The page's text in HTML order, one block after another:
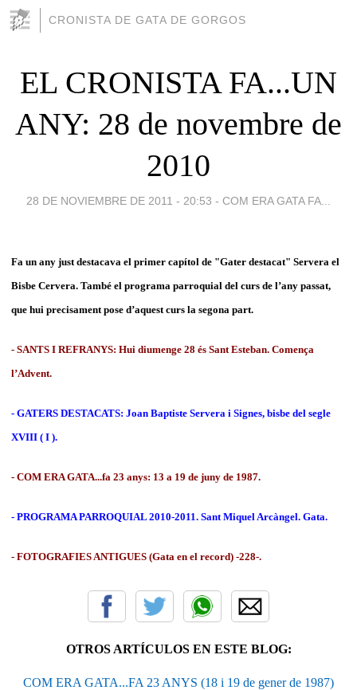
CRONISTA DE GATA DE GORGOS
EL CRONISTA FA...UN
ANY: 28 de novembre de
2010
28 DE NOVIEMBRE DE 2011 - 20:53 - COM ERA GATA FA...
Fa un any just destacava el primer capítol de "Gater destacat" Servera el
Bisbe Cervera. També el programa parroquial del curs de l’any passat,
que hui precisament pose d’aquest curs la segona part.
- SANTS I REFRANYS: Hui diumenge 28 és Sant Esteban. Comença
l’Advent.
- GATERS DESTACATS: Joan Baptiste Servera i Signes, bisbe del segle
XVIII ( I ).
- COM ERA GATA...fa 23 anys: 13 a 19 de juny de 1987.
- PROGRAMA PARROQUIAL 2010-2011. Sant Miquel Arcàngel. Gata.
- FOTOGRAFIES ANTIGUES (Gata en el record) -228-.
OTROS ARTÍCULOS EN ESTE BLOG:
COM ERA GATA...FA 23 ANYS (18 i 19 de gener de 1987)